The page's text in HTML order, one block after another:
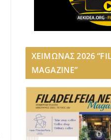
ΧΕΙΜΩΝΑΣ 2026
MAGAZINE”